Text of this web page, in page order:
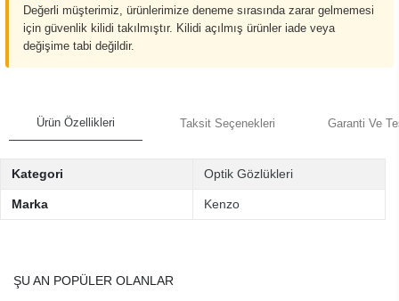
Değerli müşterimiz, ürünlerimize deneme sırasında zarar gelmemesi
için güvenlik kilidi takılmıştır. Kilidi açılmış ürünler iade veya
değişime tabi değildir.
Ürün Özellikleri Taksit Seçenekleri Garanti Ve
Kategori Optik Gözlükleri
Marka Kenzo
ŞU AN POPÜLER OLANLAR